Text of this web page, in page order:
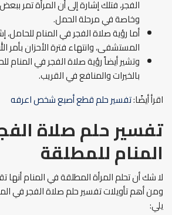
الفجر، فتلك إشارة إلى أن المرأة تمر
وخاصة في مرحلة الحمل.
أما رؤية صلاة الفجر في المنام للحامل،
المستشفى، وانتهاء فترة الأحزان بأمر
وتشير أيضاً رؤية صلاة الفجر في المنام
بالخيرات والمنافع في القريب.
اقرأ أيضًا:تفسير حلم قطع أصبع شخص اعرفه
تفسير حلم صلاة
المنام للمطلقة
لا شك أن تحلم المرأة المطلقة في المنام أنها
ومن أهم تأويلات تفسير حلم صلاة الفجر في
يلي: